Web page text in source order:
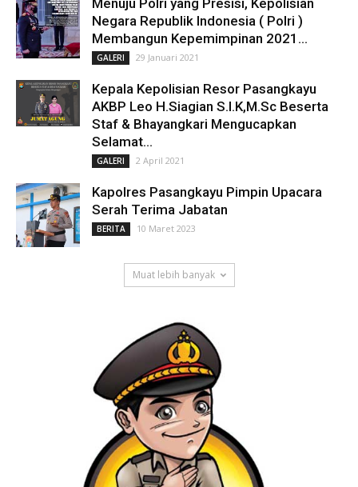
Negara Republik Indonesia ( Polri )
Membangun Kepemimpinan 2021...
GALERI 29 Januari 2021
Kepala Kepolisian Resor Pasangkayu
AKBP Leo H.Siagian S.I.K,M.Sc Beserta
Staf & Bhayangkari Mengucapkan
Selamat...
GALERI 2 April 2021
Kapolres Pasangkayu Pimpin Upacara
Serah Terima Jabatan
BERITA 10 Maret 2023
Muat lebih banyak